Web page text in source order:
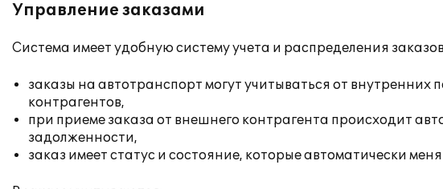
Управление заказами
Система имеет удобную систему учета и распределения
заказы на автотранспорт могут учитываться от
контрагентов,
при приеме заказа от внешнего контрагента происходит
задолженности,
заказ имеет статус и состояние, которые автоматически